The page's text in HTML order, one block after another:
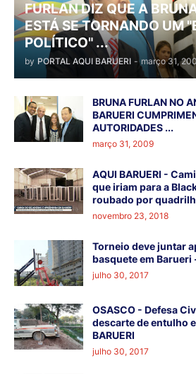
FURLAN DIZ QUE A
ESTÁ SE TORNANDO UM
POLÍTICO" ...
by PORTAL AQUI BARUERI - março 31,
BRUNA FURLAN NO
BARUERI
AUTORIDADES ...
março 31, 2009
AQUI BARUERI -
que iriam para a
roubado por
novembro 23, 2018
Torneio deve juntar
basquete em Barueri
julho 30, 2017
OSASCO - Defesa
descarte de entulho
BARUERI
julho 30, 2017